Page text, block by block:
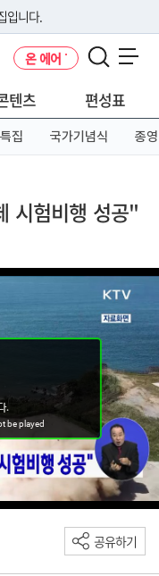
입니다.
용하고 있다면 아래 URL에
온 에어
텐츠 편성표
특집 국가기념식 종영
시험비행 성공"
공유하기